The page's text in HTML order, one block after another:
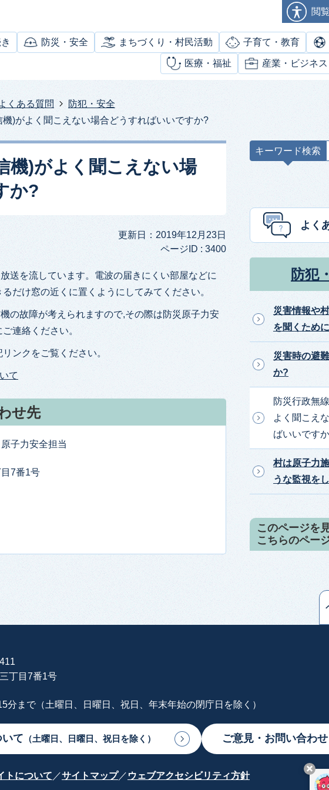
閲
防災・安全 まちづくり・村民活動 子育て・教育
医療・福祉 産業・ビジネス
くある質問
防犯・安全
)がよく聞こえない場合どうすればいいですか?
機)がよく聞こえない場
か?
更新日：2019年12月23日
ページID : 3400
送を流しています。電波の届きにくい部屋などに
だけ窓の近くに置くようにしてみてください。
の故障が考えられますので,その際は防災原子力安
連絡ください。
ンクをご覧ください。
て
せ先
子力安全担当
7番1号
キーワード検索
ー
よく
防犯
災害情報や
を聞くため
災害時の避
か?
防災行政無
よく聞こえ
ばいいです
村は原子力
うな監視を
このページを
こちらのペー
丁目7番1号
分まで（土曜日、日曜日、祝日、年末年始の閉庁日を除く）
て （土曜日、日曜日、祝日を除く） ご意見・お問い合わせ
トについて サイトマップ ウェブアクセシビリティ方針